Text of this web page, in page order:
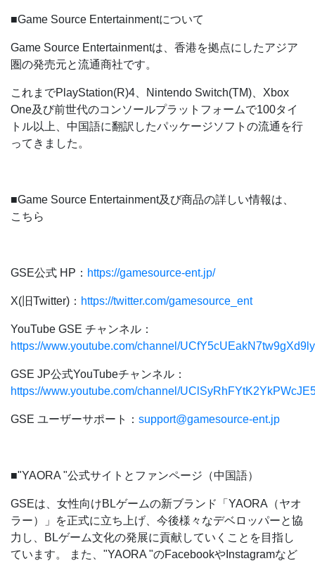
■Game Source Entertainmentについて
Game Source Entertainmentは、香港を拠点にしたアジア
圏の発売元と流通商社です。
これまでPlayStation(R)4、Nintendo Switch(TM)、Xbox
One及び前世代のコンソールプラットフォームで100タイ
トル以上、中国語に翻訳したパッケージソフトの流通を行
ってきました。
■Game Source Entertainment及び商品の詳しい情報は、
こちら
GSE公式 HP： https://gamesource-ent.jp/
X(旧Twitter)： https://twitter.com/gamesource_ent
YouTube GSE チャンネル：
https://www.youtube.com/channel/
GSE JP公式YouTubeチャンネル：
https://www.youtube.com/channel/
GSE ユーザーサポート： support@gamesource-ent.jp
■"YAORA "公式サイトとファンページ（中国語）
GSEは、女性向けBLゲームの新ブランド「YAORA（ヤオ
ラー）」を正式に立ち上げ、今後様々なデベロッパーと協
力し、BLゲーム文化の発展に貢献していくことを目指し
ています。 また、"YAORA "のFacebookやInstagramなど